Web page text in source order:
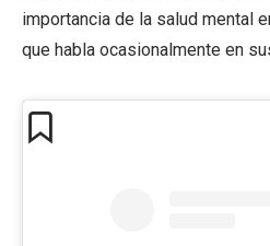
importancia de la salud mental
que habla ocasionalmente en